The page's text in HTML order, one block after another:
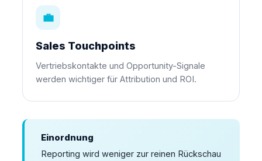
💼
Sales Touchpoints
Vertriebskontakte und Opportunity-Signale
werden wichtiger für Attribution und ROI.
Einordnung
Reporting wird weniger zur reinen Rückschau